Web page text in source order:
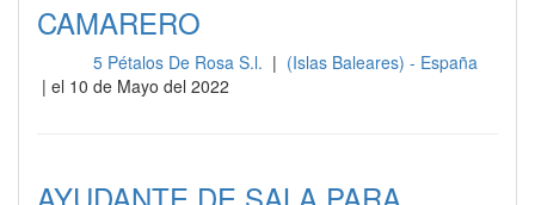
CAMARERO
5 Pétalos De Rosa S.l. | (Islas Baleares) - España
| el 10 de Mayo del 2022